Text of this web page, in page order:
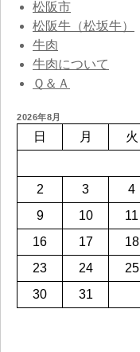
松阪市
松阪牛（松坂牛）
牛肉
牛肉について
Ｑ＆Ａ
2026年8月
日 月 火
2
3 4
9
10 11
16
17 18
23
24 25
30
31